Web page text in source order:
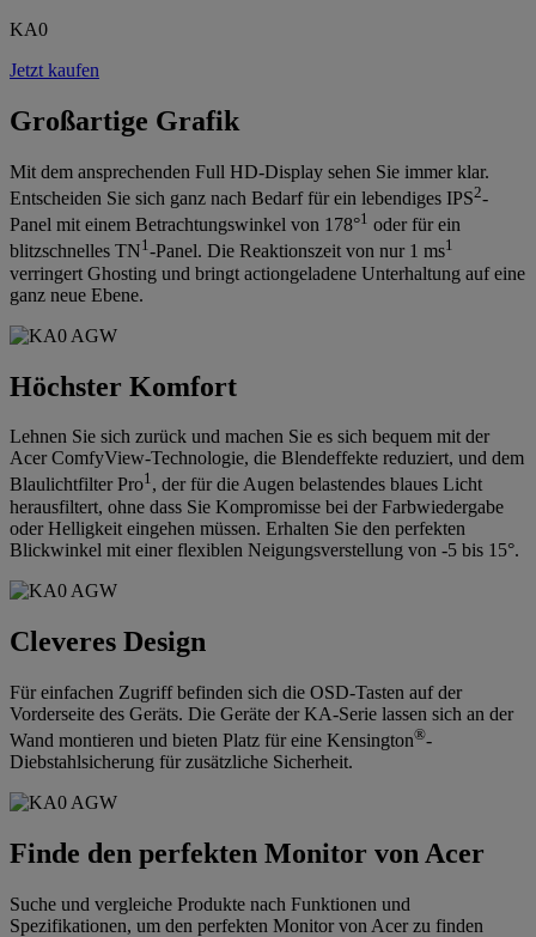
KA0
Jetzt kaufen
Großartige Grafik
Mit dem ansprechenden Full HD-Display sehen Sie immer klar.
Entscheiden Sie sich ganz nach Bedarf für ein lebendiges IPS2-
Panel mit einem Betrachtungswinkel von 178°1 oder für ein
blitzschnelles TN1-Panel. Die Reaktionszeit von nur 1 ms1
verringert Ghosting und bringt actiongeladene Unterhaltung auf eine
ganz neue Ebene.
Höchster Komfort
Lehnen Sie sich zurück und machen Sie es sich bequem mit der
Acer ComfyView-Technologie, die Blendeffekte reduziert, und dem
Blaulichtfilter Pro1, der für die Augen belastendes blaues Licht
herausfiltert, ohne dass Sie Kompromisse bei der Farbwiedergabe
oder Helligkeit eingehen müssen. Erhalten Sie den perfekten
Blickwinkel mit einer flexiblen Neigungsverstellung von -5 bis 15°.
Cleveres Design
Für einfachen Zugriff befinden sich die OSD-Tasten auf der
Vorderseite des Geräts. Die Geräte der KA-Serie lassen sich an der
Wand montieren und bieten Platz für eine Kensington®-
Diebstahlsicherung für zusätzliche Sicherheit.
Finde den perfekten Monitor von Acer
Suche und vergleiche Produkte nach Funktionen und
Spezifikationen, um den perfekten Monitor von Acer zu finden